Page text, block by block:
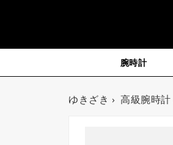
腕時計
ゆきざき › 高級腕時計